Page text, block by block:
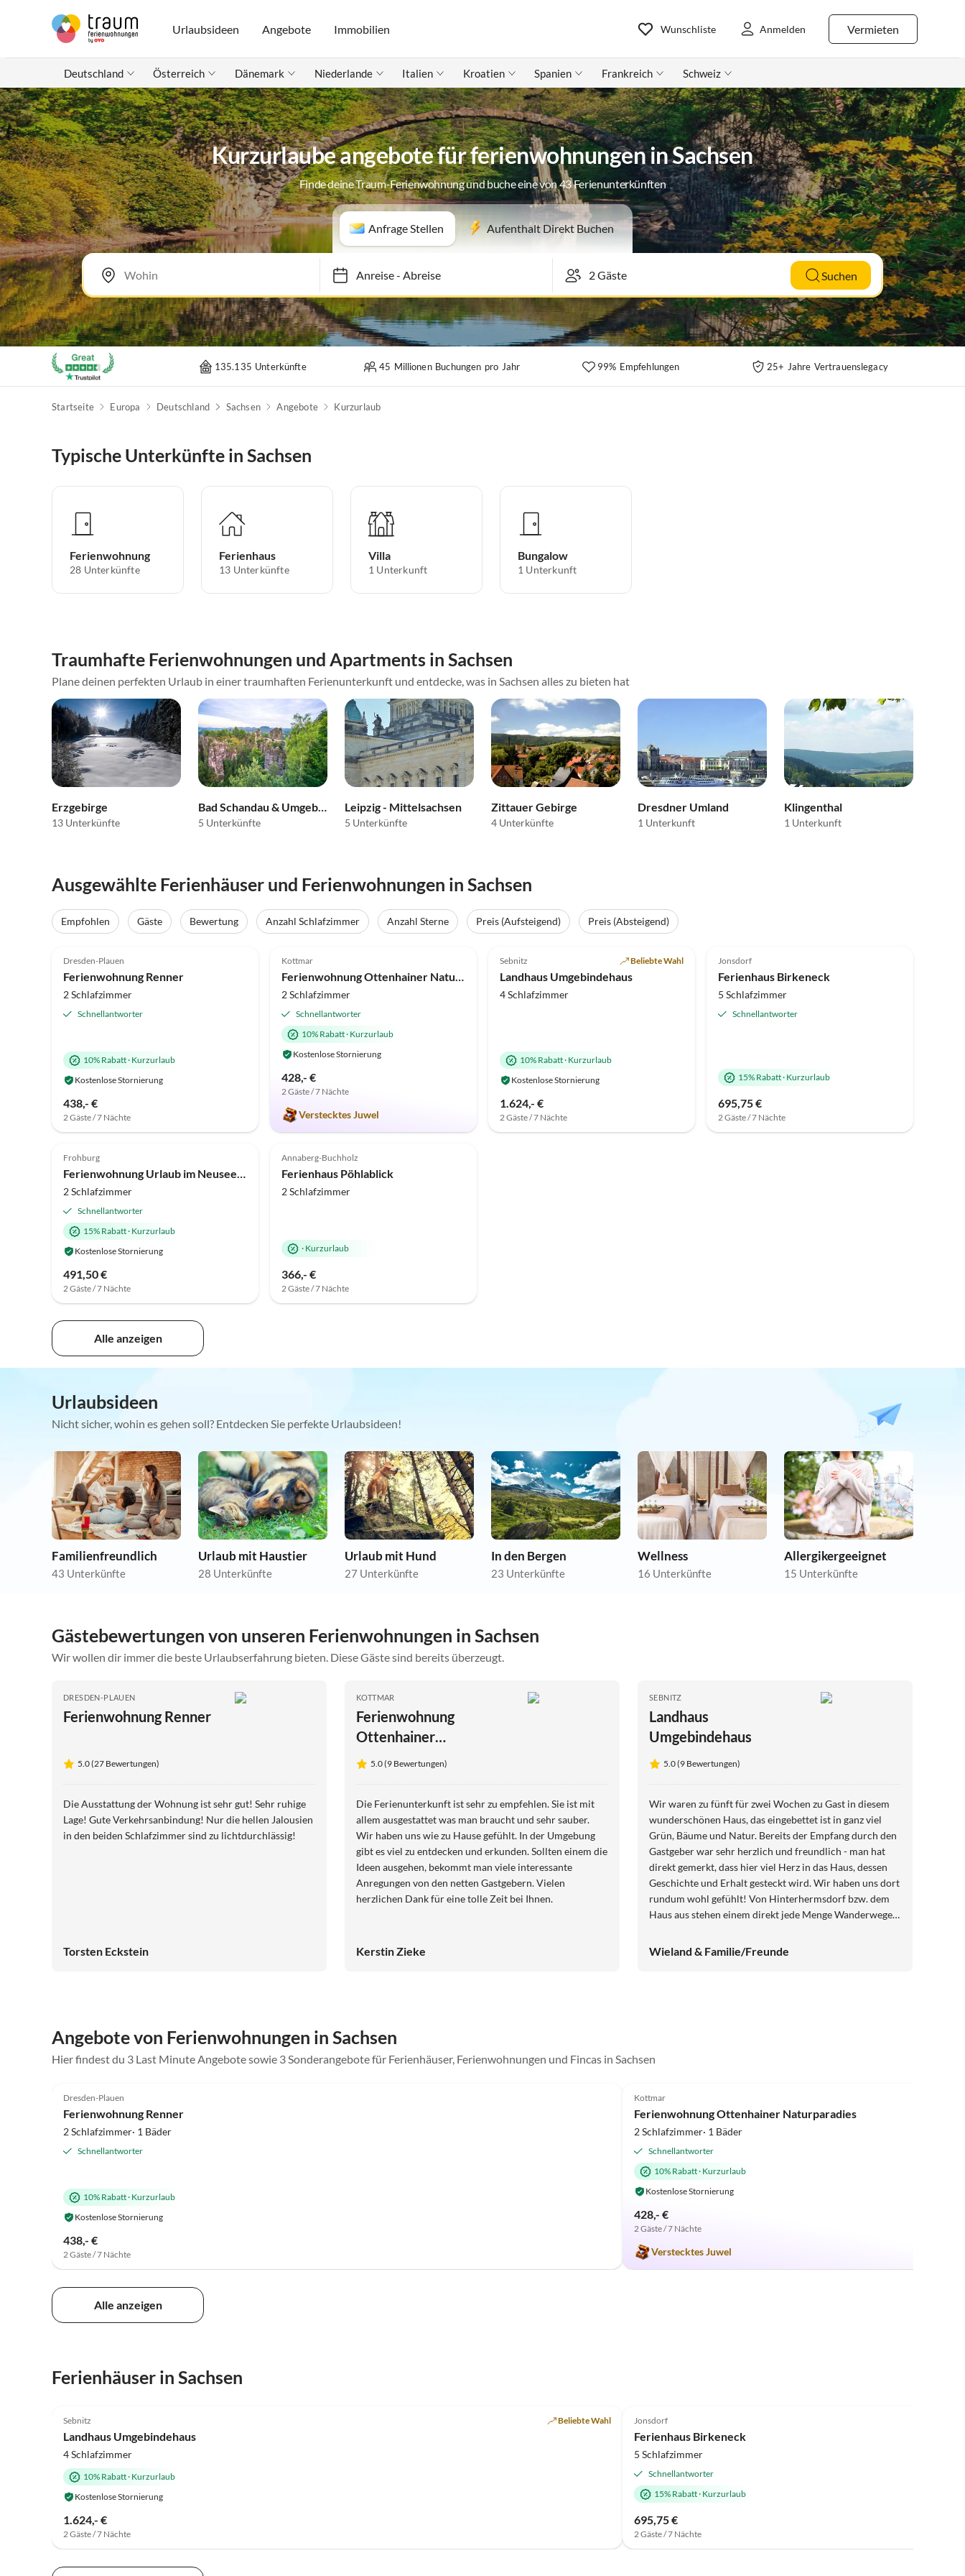
Urlaubsideen Angebote Immobilien Vermieten
Wunschliste Anmelden
Deutschland Österreich Dänemark Niederlande Italien Kroatien Spanien Frankreich Schweiz
Kurzurlaube angebote für ferienwohnungen in Sachsen
Finde deine Traum-Ferienwohnung und buche eine von 43 Ferienunterkünften
Anfrage Stellen Aufenthalt Direkt Buchen
Anreise-Abreise Suchen
135.135 Unterkünfte 45 Millionen Buchungen pro Jahr 99% Empfehlungen 25+ Jahre Vertrauenslegacy
Startseite Europa Deutschland Sachsen Angebote Kurzurlaub
Typische Unterkünfte in Sachsen
Ferienwohnung
28 Unterkünfte
Ferienhaus
13 Unterkünfte
Villa
1 Unterkunft
Bungalow
1 Unterkunft
Traumhafte Ferienwohnungen und Apartments in Sachsen
Plane deinen perfekten Urlaub in einer traumhaften Ferienunterkunft und entdecke, was in Sachsen alles zu bieten hat
Erzgebirge
13 Unterkünfte
Bad Schandau & Umgebung
5 Unterkünfte
Leipzig - Mittelsachsen
5 Unterkünfte
Zittauer Gebirge
4 Unterkünfte
Dresdner Umland
1 Unterkunft
Klingenthal
1 Unterkunft
Ausgewählte Ferienhäuser und Ferienwohnungen in Sachsen
Empfohlen Gäste Bewertung Anzahl Schlafzimmer Anzahl Sterne Preis (Aufsteigend)
Preis (Absteigend)
Dresden-Plauen
Ferienwohnung Renner
2 Schlafzimmer
Schnellantworter
10% Rabatt· Kurzurlaub
Kostenlose Stornierung
438,- €
2 Gäste / 7 Nächte
Kottmar
Ferienwohnung Ottenhainer Naturparadies
2 Schlafzimmer
Schnellantworter
10% Rabatt· Kurzurlaub
Kostenlose Stornierung
428,- €
2 Gäste / 7 Nächte
Verstecktes Juwel
Hundefreundlich
Top-Inserat
Sebnitz Beliebte Wahl
Landhaus Umgebindehaus
4 Schlafzimmer
10% Rabatt· Kurzurlaub
Kostenlose Stornierung
1.624,- €
2 Gäste / 7 Nächte
Jonsdorf
Ferienhaus Birkeneck
5 Schlafzimmer
Schnellantworter
15% Rabatt· Kurzurlaub
695,75 €
2 Gäste / 7 Nächte
Frohburg
Ferienwohnung Urlaub im Neuseenland
2 Schlafzimmer
Schnellantworter
15% Rabatt· Kurzurlaub
Kostenlose Stornierung
491,50 €
2 Gäste / 7 Nächte
Annaberg-Buchholz
Ferienhaus Pöhlablick
2 Schlafzimmer
· Kurzurlaub
366,- €
2 Gäste / 7 Nächte
Alle anzeigen
Urlaubsideen
Nicht sicher, wohin es gehen soll? Entdecken Sie perfekte Urlaubsideen!
Familienfreundlich
43 Unterkünfte
Urlaub mit Haustier
28 Unterkünfte
Urlaub mit Hund
27 Unterkünfte
In den Bergen
23 Unterkünfte
Wellness
16 Unterkünfte
Allergikergeeignet
15 Unterkünfte
Gästebewertungen von unseren Ferienwohnungen in Sachsen
Wir wollen dir immer die beste Urlaubserfahrung bieten. Diese Gäste sind bereits überzeugt.
DRESDEN-PLAUEN
Ferienwohnung Renner
5.0 (27 Bewertungen)
Die Ausstattung der Wohnung ist sehr gut! Sehr ruhige
Lage! Gute Verkehrsanbindung! Nur die hellen Jalousien
in den beiden Schlafzimmer sind zu lichtdurchlässig!
Torsten Eckstein
KOTTMAR
Ferienwohnung
Ottenhainer
Naturparadies
5.0 (9 Bewertungen)
Die Ferienunterkunft ist sehr zu empfehlen. Sie ist mit
allem ausgestattet was man braucht und sehr sauber.
Wir haben uns wie zu Hause gefühlt. In der Umgebung
gibt es viel zu entdecken und erkunden. Sollten einem die
Ideen ausgehen, bekommt man viele interessante
Anregungen von den netten Gastgebern. Vielen
herzlichen Dank für eine tolle Zeit bei Ihnen.
Kerstin Zieke
SEBNITZ
Landhaus
Umgebindehaus
5.0 (9 Bewertungen)
Wir waren zu fünft für zwei Wochen zu Gast in diesem
wunderschönen Haus, das eingebettet ist in ganz viel
Grün, Bäume und Natur. Bereits der Empfang durch den
Gastgeber war sehr herzlich und freundlich - man hat
direkt gemerkt, dass hier viel Herz in das Haus, dessen
Geschichte und Erhalt gesteckt wird. Wir haben uns dort
rundum wohl gefühlt! Von Hinterhermsdorf bzw. dem
Haus aus stehen einem direkt jede Menge Wanderwege
umliegenden Städten. Auf jeden Fall ein hervorragender
Wieland & Familie/Freunde
Angebote von Ferienwohnungen in Sachsen
Hier findest du 3 Last Minute Angebote sowie 3 Sonderangebote für Ferienhäuser, Ferienwohnungen und Fincas in Sachsen
Dresden-Plauen
Ferienwohnung Renner
2 Schlafzimmer· 1 Bäder
Schnellantworter
10% Rabatt· Kurzurlaub
Kostenlose Stornierung
438,- €
2 Gäste / 7 Nächte
Kottmar
Ferienwohnung Ottenhainer Naturparadies
2 Schlafzimmer· 1 Bäder
Schnellantworter
10% Rabatt· Kurzurlaub
Kostenlose Stornierung
428,- €
2 Gäste / 7 Nächte
Verstecktes Juwel
Alle anzeigen
Ferienhäuser in Sachsen
Hundefreundlich
Sebnitz Beliebte Wahl
Landhaus Umgebindehaus
4 Schlafzimmer
10% Rabatt· Kurzurlaub
Kostenlose Stornierung
1.624,- €
2 Gäste / 7 Nächte
Jonsdorf
Ferienhaus Birkeneck
5 Schlafzimmer
Schnellantworter
15% Rabatt· Kurzurlaub
695,75 €
2 Gäste / 7 Nächte